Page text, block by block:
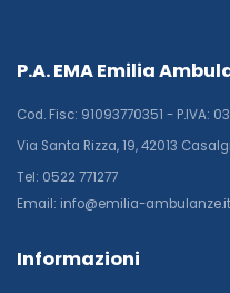
P.A. EMA Emilia
Cod. Fisc: 91093770351 - P.IVA:
Via Santa Rizza, 19, 42013
Tel: 0522 771277
Email: info@emilia-
Informazioni